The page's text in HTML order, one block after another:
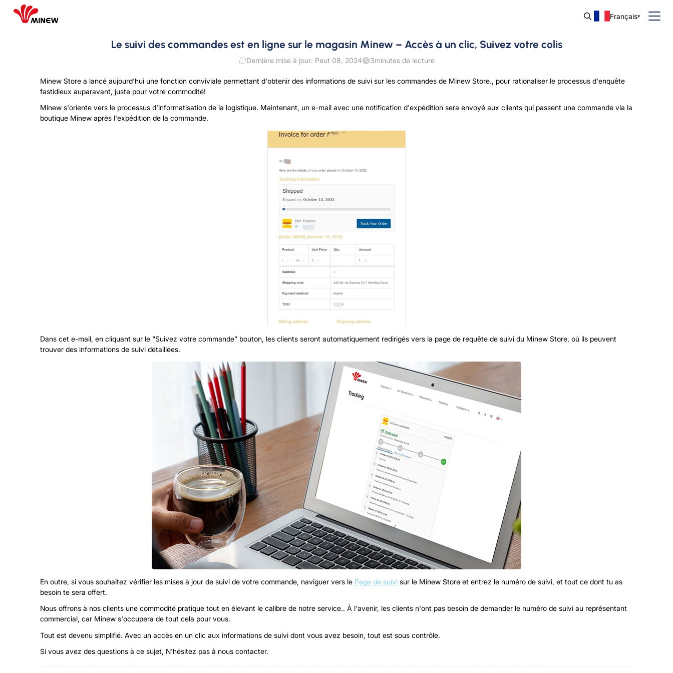
Français
Le suivi des commandes est en ligne sur le magasin Minew – Accès à un clic, Suivez votre colis
Dernière mise à jour: Peut 08, 2024 3minutes de lecture
Minew Store a lancé aujourd'hui une fonction conviviale permettant d'obtenir des informations de suivi sur les commandes de Minew Store., pour rationaliser le processus d'enquête
fastidieux auparavant, juste pour votre commodité!
Minew s'oriente vers le processus d'informatisation de la logistique. Maintenant, un e-mail avec une notification d'expédition sera envoyé aux clients qui passent une commande via la
boutique Minew après l'expédition de la commande.
Dans cet e-mail, en cliquant sur le “Suivez votre commande” bouton, les clients seront automatiquement redirigés vers la page de requête de suivi du Minew Store, où ils peuvent
trouver des informations de suivi détaillées.
En outre, si vous souhaitez vérifier les mises à jour de suivi de votre commande, naviguer vers le Page de suivi sur le Minew Store et entrez le numéro de suivi, et tout ce dont tu as
besoin te sera offert.
Nous offrons à nos clients une commodité pratique tout en élevant le calibre de notre service.. À l'avenir, les clients n'ont pas besoin de demander le numéro de suivi au représentant
commercial, car Minew s'occupera de tout cela pour vous.
Tout est devenu simplifié. Avec un accès en un clic aux informations de suivi dont vous avez besoin, tout est sous contrôle.
Si vous avez des questions à ce sujet, N'hésitez pas à nous contacter.